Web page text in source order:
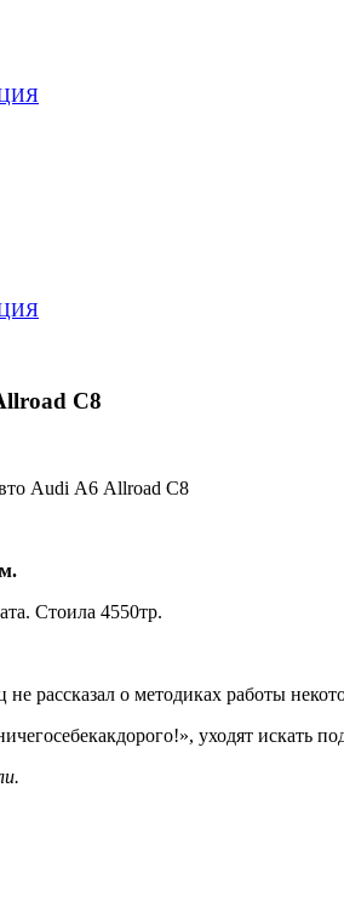
C8
Audi А6 Allroad C8
Стоила 4550тр.
рассказал о методиках работы
уходят искать